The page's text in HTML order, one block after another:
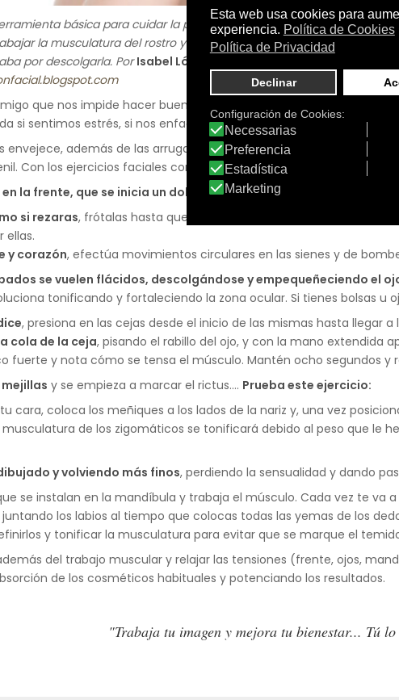
básica para cuidar la piel. Los antioxidantes colaboran en
la musculatura del rostro y recuperar el tono muscular, ya que
por descolgarla. PorIsabel López
, profesora de gimnasia facial,
que nos impide hacer buena cara?
. A una cara
si sentimos estrés, si nos enfadamos. Con los ejercicios faciales
envejece, además de las arrugas, es laflacidez. Para erradicarla es
Con los ejercicios faciales conseguimos aumentar el volumen
la frente, que se inicia un dolor de cabeza ocuando te percates
si rezaras, frótalas hasta que notes calor y pasarlas por la frente,
ellas.
y corazón, efectúa movimientos circulares en las sienes y de
se vuelen flácidos, descolgándose y empequeñeciendo el
tonificando y fortaleciendo la zona ocular. Si tienes bolsas
, presiona en las cejas desde el inicio de las mismas hasta llegar
cola de la ceja, pisando el rabillo del ojo, y con la mano extendida
fuerte y nota cómo se tensa el músculo. Mantén ocho segundos y
mejillas y se empieza a marcar el rictus…. Prueba este ejercicio:
cara, coloca los meñiques a los lados de la nariz y, una vez
musculatura de los zigomáticos se tonificará debido al peso que
y volviendo más finos, perdiendo la sensualidad y dando
se instalan en la mandíbula y trabaja el músculo. Cada vez te va
los labios al tiempo que colocas todas las yemas de los
y tonificar la musculatura para evitar que se marque el
del trabajo muscular y relajar las tensiones (frente, ojos,
de los cosméticos habituales y potenciando los resultados.
"Trabaja tu imagen y mejora tu bienestar... Tú